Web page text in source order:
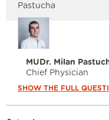
Pastucha
MUDr. Milan
Chief Physician
SHOW THE FULL